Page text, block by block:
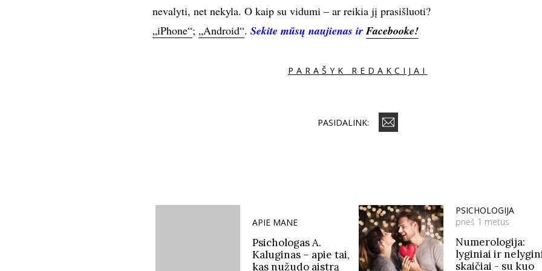
nevalyti, net nekyla. O kaip su vidumi – ar reikia jį prasišluoti?
„iPhone“; „Android“. Sekite mūsų naujienas irFacebooke!
PARAŠYK REDAKCIJAI
PASIDALINK:
APIE MANE
Psichologas A.
Kaluginas – apie tai,
kas nužudo aistrą
PSICHOLOGIJA
prieš 1 metus
Numerologija:
lyginiai ir
skaičiai - su kuo